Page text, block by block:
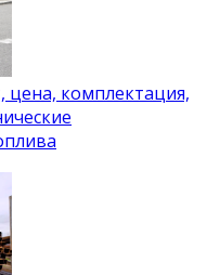
цена, комплектация,